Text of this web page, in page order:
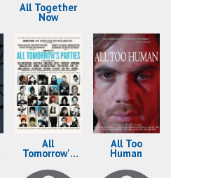
All Together
Now
All
Tomorrow's
All Too
Human